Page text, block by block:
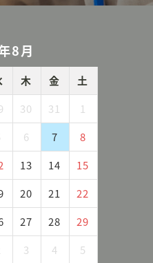
8月
木 金
土
30 31
1
6 7
8
13 14
15
20 21
22
27 28
29
3 4 5